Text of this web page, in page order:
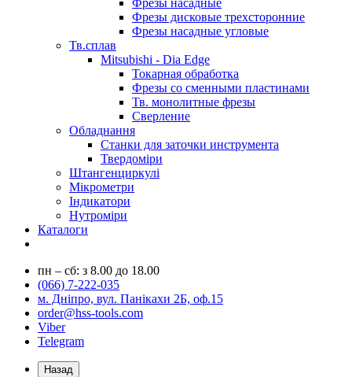
Фрезы насадные
Фрезы дисковые трехсторонние
Фрезы насадные угловые
Тв.сплав
Mitsubishi - Dia Edge
Токарная обработка
Фрезы со сменными пластинами
Тв. монолитные фрезы
Сверление
Обладнання
Станки для заточки инструмента
Твердоміри
Штангенциркулі
Мікрометри
Індикатори
Нутроміри
Каталоги
пн – сб: з 8.00 до 18.00
(066) 7-222-035
м. Дніпро, вул. Панікахи 2Б, оф.15
order@hss-tools.com
Viber
Telegram
Назад